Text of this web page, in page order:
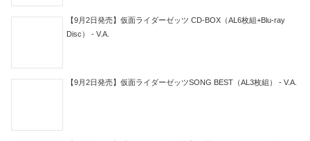
【9月2日発売】仮面ライダーゼッツ CD-BOX（AL6枚組+Blu-ray
Disc） - V.A.
【9月2日発売】仮面ライダーゼッツSONG BEST（AL3枚組） - V.A.